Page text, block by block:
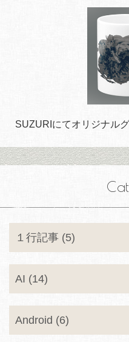
SUZURIにてオリジナル
１行記事 (5)
AI (14)
Android (6)